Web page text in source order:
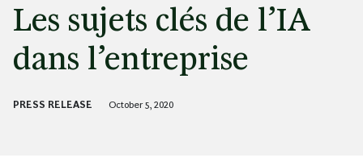
Les sujets clés de l’IA
dans l’entreprise
PRESS RELEASE October 5, 2020